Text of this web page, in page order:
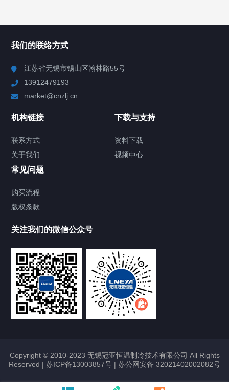
Chiller高精度制冷循环器
TCU温度控制单元
Chiller气体控温系统
Chamber试验箱
FREEZER低温箱
VOCs冷凝回收装置
我们的联络方式
江苏省无锡市锡山区翰林路55号
13912479193
market@cnzlj.cn
机构链接
联系方式
关于我们
下载与支持
资料下载
视频中心
常见问题
购买流程
版权条款
关注我们的微信公众号
Copyright © 2010-2023 无锡冠亚恒温制冷技术有限公司 All Rights
Reserved | 苏ICP备13003857号 | 苏公网安备 32021402002082号